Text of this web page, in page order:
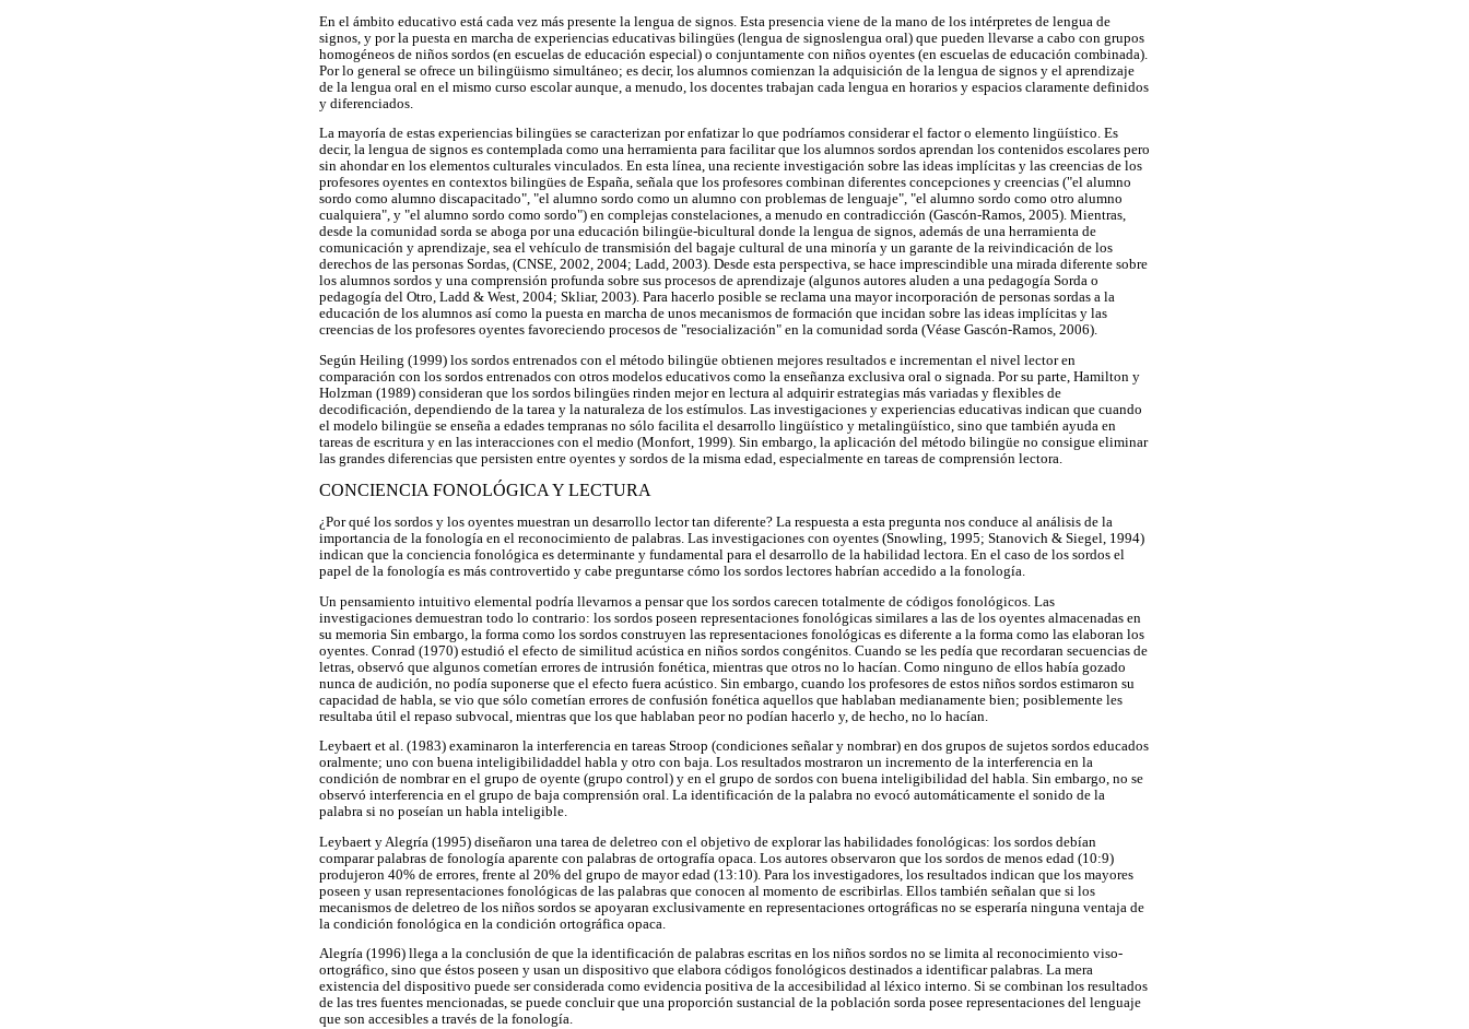
En el ámbito educativo está cada vez más presente la lengua de signos. Esta presencia viene de la mano de los intérpretes de lengua de
signos, y por la puesta en marcha de experiencias educativas bilingües (lengua de signoslengua oral) que pueden llevarse a cabo con grupos
homogéneos de niños sordos (en escuelas de educación especial) o conjuntamente con niños oyentes (en escuelas de educación combinada).
Por lo general se ofrece un bilingüismo simultáneo; es decir, los alumnos comienzan la adquisición de la lengua de signos y el aprendizaje
de la lengua oral en el mismo curso escolar aunque, a menudo, los docentes trabajan cada lengua en horarios y espacios claramente definidos
y diferenciados.
La mayoría de estas experiencias bilingües se caracterizan por enfatizar lo que podríamos considerar el factor o elemento lingüístico. Es
decir, la lengua de signos es contemplada como una herramienta para facilitar que los alumnos sordos aprendan los contenidos escolares pero
sin ahondar en los elementos culturales vinculados. En esta línea, una reciente investigación sobre las ideas implícitas y las creencias de los
profesores oyentes en contextos bilingües de España, señala que los profesores combinan diferentes concepciones y creencias ("el alumno
sordo como alumno discapacitado", "el alumno sordo como un alumno con problemas de lenguaje", "el alumno sordo como otro alumno
cualquiera", y "el alumno sordo como sordo") en complejas constelaciones, a menudo en contradicción (Gascón-Ramos, 2005). Mientras,
desde la comunidad sorda se aboga por una educación bilingüe-bicultural donde la lengua de signos, además de una herramienta de
comunicación y aprendizaje, sea el vehículo de transmisión del bagaje cultural de una minoría y un garante de la reivindicación de los
derechos de las personas Sordas, (CNSE, 2002, 2004; Ladd, 2003). Desde esta perspectiva, se hace imprescindible una mirada diferente sobre
los alumnos sordos y una comprensión profunda sobre sus procesos de aprendizaje (algunos autores aluden a una pedagogía Sorda o
pedagogía del Otro, Ladd & West, 2004; Skliar, 2003). Para hacerlo posible se reclama una mayor incorporación de personas sordas a la
educación de los alumnos así como la puesta en marcha de unos mecanismos de formación que incidan sobre las ideas implícitas y las
creencias de los profesores oyentes favoreciendo procesos de "resocialización" en la comunidad sorda (Véase Gascón-Ramos, 2006).
Según Heiling (1999) los sordos entrenados con el método bilingüe obtienen mejores resultados e incrementan el nivel lector en
comparación con los sordos entrenados con otros modelos educativos como la enseñanza exclusiva oral o signada. Por su parte, Hamilton y
Holzman (1989) consideran que los sordos bilingües rinden mejor en lectura al adquirir estrategias más variadas y flexibles de
decodificación, dependiendo de la tarea y la naturaleza de los estímulos. Las investigaciones y experiencias educativas indican que cuando
el modelo bilingüe se enseña a edades tempranas no sólo facilita el desarrollo lingüístico y metalingüístico, sino que también ayuda en
tareas de escritura y en las interacciones con el medio (Monfort, 1999). Sin embargo, la aplicación del método bilingüe no consigue eliminar
las grandes diferencias que persisten entre oyentes y sordos de la misma edad, especialmente en tareas de comprensión lectora.
CONCIENCIA FONOLÓGICA Y LECTURA
¿Por qué los sordos y los oyentes muestran un desarrollo lector tan diferente? La respuesta a esta pregunta nos conduce al análisis de la
importancia de la fonología en el reconocimiento de palabras. Las investigaciones con oyentes (Snowling, 1995; Stanovich & Siegel, 1994)
indican que la conciencia fonológica es determinante y fundamental para el desarrollo de la habilidad lectora. En el caso de los sordos el
papel de la fonología es más controvertido y cabe preguntarse cómo los sordos lectores habrían accedido a la fonología.
Un pensamiento intuitivo elemental podría llevarnos a pensar que los sordos carecen totalmente de códigos fonológicos. Las
investigaciones demuestran todo lo contrario: los sordos poseen representaciones fonológicas similares a las de los oyentes almacenadas en
su memoria Sin embargo, la forma como los sordos construyen las representaciones fonológicas es diferente a la forma como las elaboran los
oyentes. Conrad (1970) estudió el efecto de similitud acústica en niños sordos congénitos. Cuando se les pedía que recordaran secuencias de
letras, observó que algunos cometían errores de intrusión fonética, mientras que otros no lo hacían. Como ninguno de ellos había gozado
nunca de audición, no podía suponerse que el efecto fuera acústico. Sin embargo, cuando los profesores de estos niños sordos estimaron su
capacidad de habla, se vio que sólo cometían errores de confusión fonética aquellos que hablaban medianamente bien; posiblemente les
resultaba útil el repaso subvocal, mientras que los que hablaban peor no podían hacerlo y, de hecho, no lo hacían.
Leybaert et al. (1983) examinaron la interferencia en tareas Stroop (condiciones señalar y nombrar) en dos grupos de sujetos sordos educados
oralmente; uno con buena inteligibilidaddel habla y otro con baja. Los resultados mostraron un incremento de la interferencia en la
condición de nombrar en el grupo de oyente (grupo control) y en el grupo de sordos con buena inteligibilidad del habla. Sin embargo, no se
observó interferencia en el grupo de baja comprensión oral. La identificación de la palabra no evocó automáticamente el sonido de la
palabra si no poseían un habla inteligible.
Leybaert y Alegría (1995) diseñaron una tarea de deletreo con el objetivo de explorar las habilidades fonológicas: los sordos debían
comparar palabras de fonología aparente con palabras de ortografía opaca. Los autores observaron que los sordos de menos edad (10:9)
produjeron 40% de errores, frente al 20% del grupo de mayor edad (13:10). Para los investigadores, los resultados indican que los mayores
poseen y usan representaciones fonológicas de las palabras que conocen al momento de escribirlas. Ellos también señalan que si los
mecanismos de deletreo de los niños sordos se apoyaran exclusivamente en representaciones ortográficas no se esperaría ninguna ventaja de
la condición fonológica en la condición ortográfica opaca.
Alegría (1996) llega a la conclusión de que la identificación de palabras escritas en los niños sordos no se limita al reconocimiento viso-
ortográfico, sino que éstos poseen y usan un dispositivo que elabora códigos fonológicos destinados a identificar palabras. La mera
existencia del dispositivo puede ser considerada como evidencia positiva de la accesibilidad al léxico interno. Si se combinan los resultados
de las tres fuentes mencionadas, se puede concluir que una proporción sustancial de la población sorda posee representaciones del lenguaje
que son accesibles a través de la fonología.